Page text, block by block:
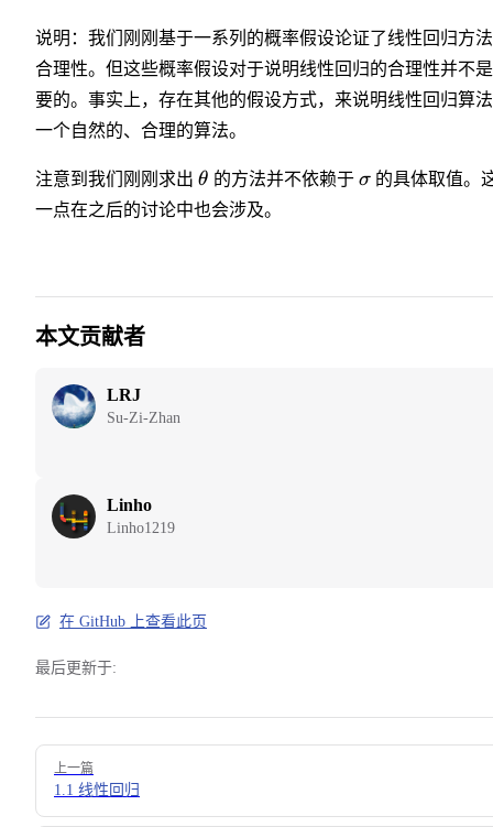
说明：我们刚刚基于一系列的概率假设论证了线性回归方
合理性。但这些概率假设对于说明线性回归的合理性并不
要的。事实上，存在其他的假设方式，来说明线性回归算
一个自然的、合理的算法。
注意到我们刚刚求出 θ 的方法并不依赖于 σ 的具体取值。
一点在之后的讨论中也会涉及。
本文贡献者
LRJ
Su-Zi-Zhan
Linho
Linho1219
在 GitHub 上查看此页
最后更新于:
Pager
上一篇
1.1 线性回归